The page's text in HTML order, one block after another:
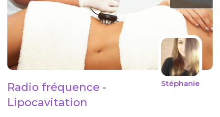
Stéphanie
Radio fréquence -
Lipocavitation